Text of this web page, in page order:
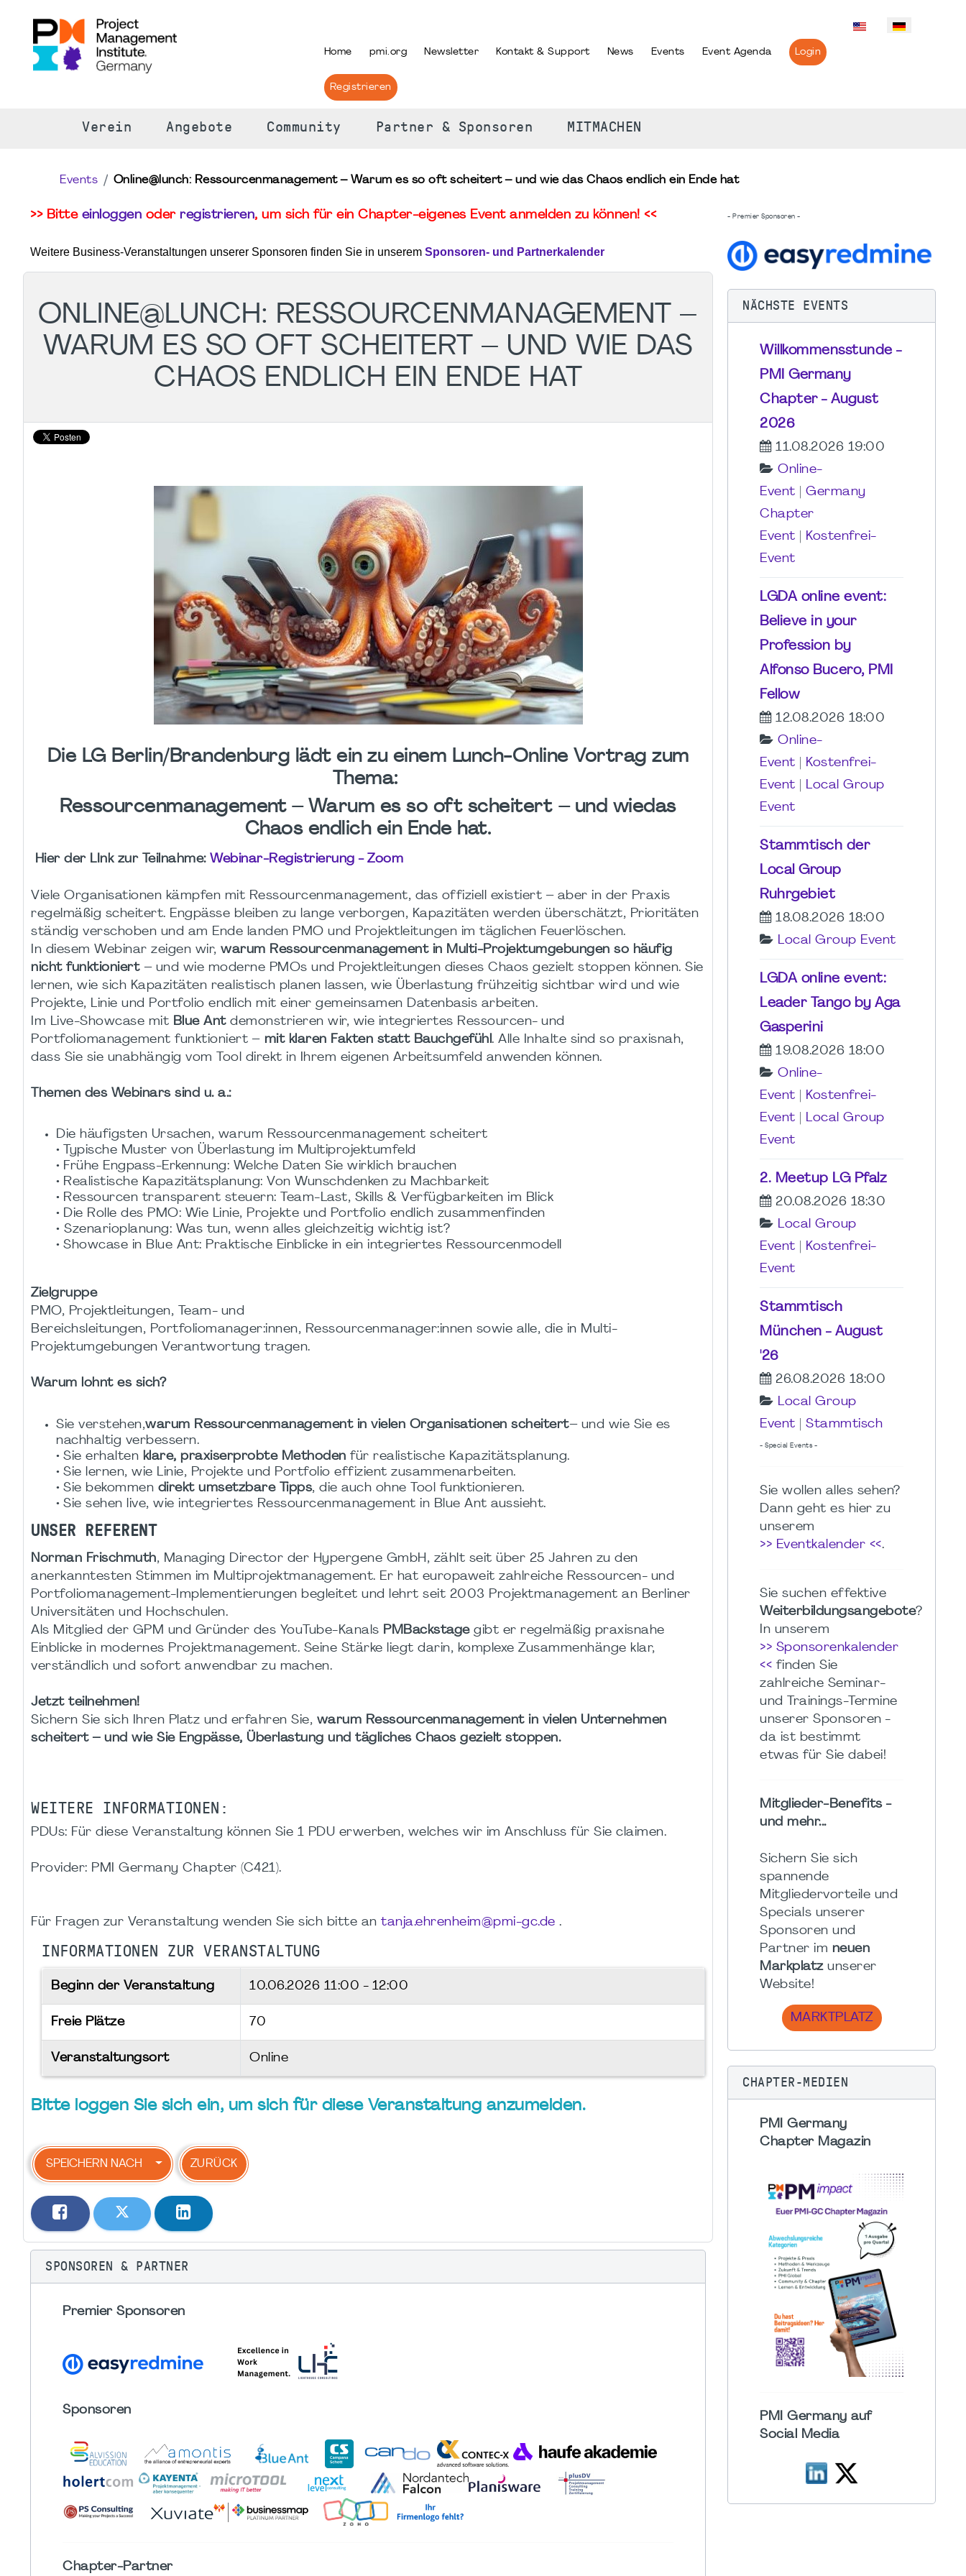
Home pmi.org Newsletter Kontakt & Support News Events Event Agenda Login
Registrieren
Verein Angebote Community Partner & Sponsoren MITMACHEN
Events Online@lunch: Ressourcenmanagement – Warum es so oft scheitert – und wie das Chaos endlich ein Ende hat
>> Bitte einloggen oder registrieren, um sich für ein Chapter-eigenes Event anmelden zu können! <<
Weitere Business-Veranstaltungen unserer Sponsoren finden Sie in unserem Sponsoren- und Partnerkalender
ONLINE@LUNCH: RESSOURCENMANAGEMENT –
WARUM ES SO OFT SCHEITERT – UND WIE DAS
CHAOS ENDLICH EIN ENDE HAT
Die LG Berlin/Brandenburg lädt ein zu einem Lunch-Online Vortrag zum
Thema:
Ressourcenmanagement – Warum es so oft scheitert – und wiedas
Chaos endlich ein Ende hat.
Hier der LInk zur Teilnahme: Webinar-Registrierung - Zoom
Viele Organisationen kämpfen mit Ressourcenmanagement, das offiziell existiert – aber in der Praxis
regelmäßig scheitert. Engpässe bleiben zu lange verborgen, Kapazitäten werden überschätzt, Prioritäten
ständig verschoben und am Ende landen PMO und Projektleitungen im täglichen Feuerlöschen.
In diesem Webinar zeigen wir, warum Ressourcenmanagement in Multi-Projektumgebungen so häufig
nicht funktioniert– und wie moderne PMOs und Projektleitungen dieses Chaos gezielt stoppen können. Sie
lernen, wie sich Kapazitäten realistisch planen lassen, wie Überlastung frühzeitig sichtbar wird und wie
Projekte, Linie und Portfolio endlich mit einer gemeinsamen Datenbasis arbeiten.
Im Live-Showcase mit Blue Antdemonstrieren wir, wie integriertes Ressourcen- und
Portfoliomanagement funktioniert – mit klaren Fakten statt Bauchgefühl . Alle Inhalte sind so praxisnah,
dass Sie sie unabhängig vom Tool direkt in Ihrem eigenen Arbeitsumfeld anwenden können.
Themen des Webinars sind u. a.:
Die häufigsten Ursachen, warum Ressourcenmanagement scheitert
• Typische Muster von Überlastung im Multiprojektumfeld
• Frühe Engpass-Erkennung: Welche Daten Sie wirklich brauchen
• Realistische Kapazitätsplanung: Von Wunschdenken zu Machbarkeit
• Ressourcen transparent steuern: Team-Last, Skills & Verfügbarkeiten im Blick
• Die Rolle des PMO: Wie Linie, Projekte und Portfolio endlich zusammenfinden
• Szenarioplanung: Was tun, wenn alles gleichzeitig wichtig ist?
• Showcase in Blue Ant: Praktische Einblicke in ein integriertes Ressourcenmodell
Zielgruppe
PMO, Projektleitungen, Team- und
Bereichsleitungen, Portfoliomanager:innen, Ressourcenmanager:innen sowie alle, die in Multi-
Projektumgebungen Verantwortung tragen.
Warum lohnt es sich?
Sie verstehen,warum Ressourcenmanagement in vielen Organisationen scheitert– und wie Sie es
nachhaltig verbessern.
• Sie erhalten klare, praxiserprobte Methoden für realistische Kapazitätsplanung.
• Sie lernen, wie Linie, Projekte und Portfolio effizient zusammenarbeiten.
• Sie bekommen direkt umsetzbare Tipps, die auch ohne Tool funktionieren.
• Sie sehen live, wie integriertes Ressourcenmanagement in Blue Ant aussieht.
UNSER REFERENT
Norman Frischmuth, Managing Director der Hypergene GmbH, zählt seit über 25 Jahren zu den
anerkanntesten Stimmen im Multiprojektmanagement. Er hat europaweit zahlreiche Ressourcen- und
Portfoliomanagement-Implementierungen begleitet und lehrt seit 2003 Projektmanagement an Berliner
Universitäten und Hochschulen.
Als Mitglied der GPM und Gründer des YouTube-Kanals PMBackstagegibt er regelmäßig praxisnahe
Einblicke in modernes Projektmanagement. Seine Stärke liegt darin, komplexe Zusammenhänge klar,
verständlich und sofort anwendbar zu machen.
Jetzt teilnehmen!
Sichern Sie sich Ihren Platz und erfahren Sie, warum Ressourcenmanagement in vielen Unternehmen
scheitert – und wie Sie Engpässe, Überlastung und tägliches Chaos gezielt stoppen.
WEITERE INFORMATIONEN:
PDUs: Für diese Veranstaltung können Sie 1 PDU erwerben, welches wir im Anschluss für Sie claimen.
Provider: PMI Germany Chapter (C421).
Für Fragen zur Veranstaltung wenden Sie sich bitte an tanja.ehrenheim@pmi-gc.de .
INFORMATIONEN ZUR VERANSTALTUNG
Beginn der Veranstaltung 10.06.2026 11:00 - 12:00
Freie Plätze 70
Veranstaltungsort Online
Bitte loggen Sie sich ein, um sich für diese Veranstaltung anzumelden.
SPEICHERN NACH ZURÜCK
SPONSOREN & PARTNER
Premier Sponsoren
Sponsoren
Chapter-Partner
- Premier Sponsoren -
NÄCHSTE EVENTS
Willkommensstunde -
PMI Germany
Chapter - August
2026
11.08.2026 19:00
Online-
Event
Germany
Chapter
Event
Kostenfrei-
Event
LGDA online event:
Believe in your
Profession by
Alfonso Bucero, PMI
Fellow
12.08.2026 18:00
Online-
Event
Kostenfrei-
Event
Local Group
Event
Stammtisch der
Local Group
Ruhrgebiet
18.08.2026 18:00
Local Group Event
LGDA online event:
Leader Tango by Aga
Gasperini
19.08.2026 18:00
Online-
Event
Kostenfrei-
Event
Local Group
Event
2. Meetup LG Pfalz
20.08.2026 18:30
Local Group
Event
Kostenfrei-
Event
Stammtisch
München - August
'26
26.08.2026 18:00
Local Group
Event
Stammtisch
- Special Events -
Sie wollen alles sehen?
Dann geht es hier zu
unserem
>> Eventkalender <<.
Sie suchen effektive
Weiterbildungsangebote?
In unserem
>> Sponsorenkalender
<< finden Sie
zahlreiche Seminar-
und Trainings-Termine
unserer Sponsoren -
da ist bestimmt
etwas für Sie dabei!
Mitglieder-Benefits -
und mehr...
Sichern Sie sich
spannende
Mitgliedervorteile und
Specials unserer
Sponsoren und
Partner im neuen
Markplatzunserer
Website!
MARKTPLATZ
CHAPTER-MEDIEN
PMI Germany
Chapter Magazin
PMI Germany auf
Social Media